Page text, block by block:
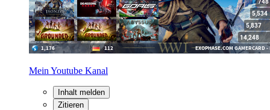
Mein Youtube Kanal
Inhalt melden
Zitieren